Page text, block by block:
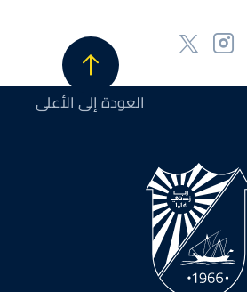
العودة إلى الأعلى